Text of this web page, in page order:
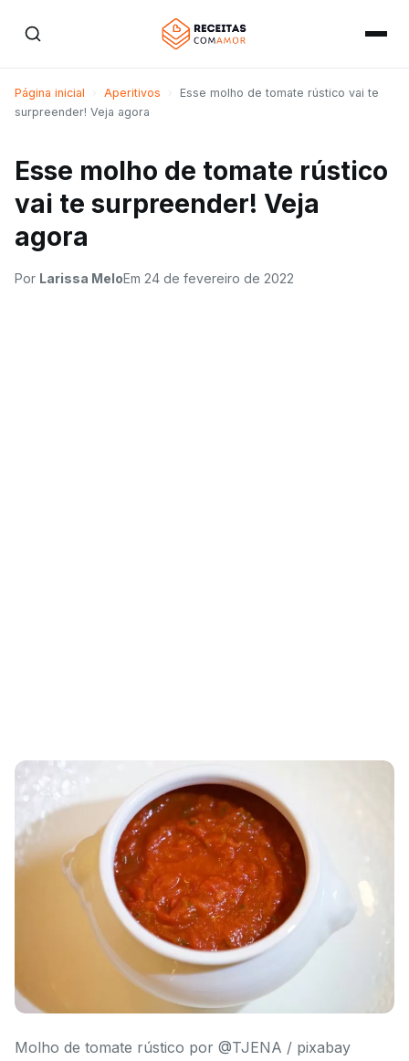
Página inicial Aperitivos
Esse molho de tomate rústico vai te
surpreender! Veja agora
Esse molho de tomate rústico
vai te surpreender! Veja
agora
Por Larissa MeloEm 24 de fevereiro de 2022
Molho de tomate rústico por @TJENA / pixabay